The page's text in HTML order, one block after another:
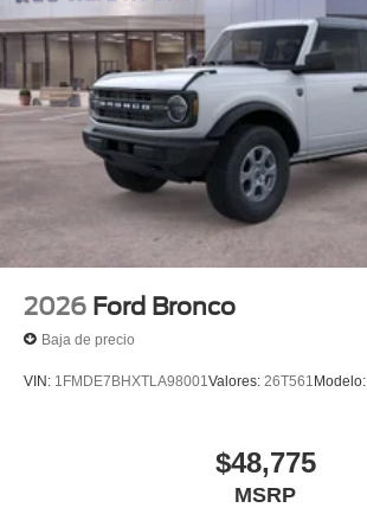
2026 Ford Bronco
Baja de precio
VIN: 1FMDE7BHXTLA98001 Valores: 26T561 Modelo:
$48,775
MSRP